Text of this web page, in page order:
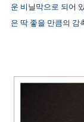
운 비닐막으로 되어
은 딱 좋을 만큼의 감